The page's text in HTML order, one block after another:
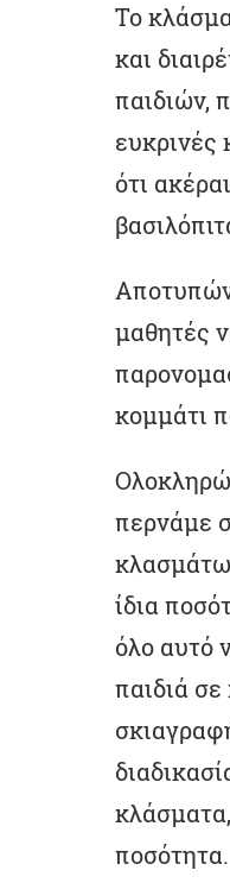
Το
και
παιδιών,
ευκρινές
ότι
μαθητές
κομμάτι
περνάμε
ίδια
όλο αυτό
παιδιά
κλάσματα,
ποσότητα.